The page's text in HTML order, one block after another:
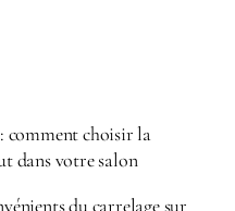
comment choisir la
dans votre salon
du carrelage sur